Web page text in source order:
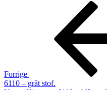
Indlægsnavigation
Forrige
6110 – gråt stof.